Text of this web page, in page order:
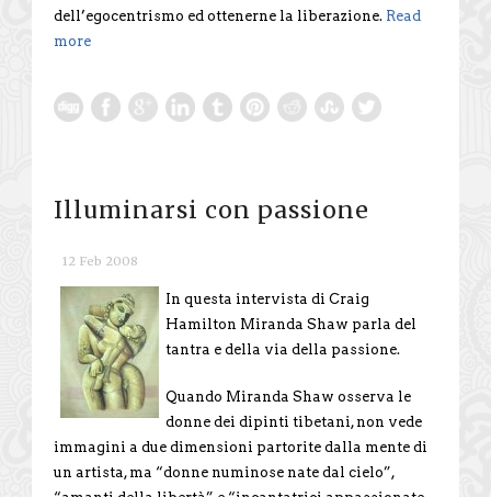
dell’egocentrismo ed ottenerne la liberazione. Read
more
Illuminarsi con passione
12 Feb 2008
In questa intervista di Craig
Hamilton Miranda Shaw parla del
tantra e della via della passione.
Quando Miranda Shaw osserva le
donne dei dipinti tibetani, non vede
immagini a due dimensioni partorite dalla mente di
un artista, ma “donne numinose nate dal cielo”,